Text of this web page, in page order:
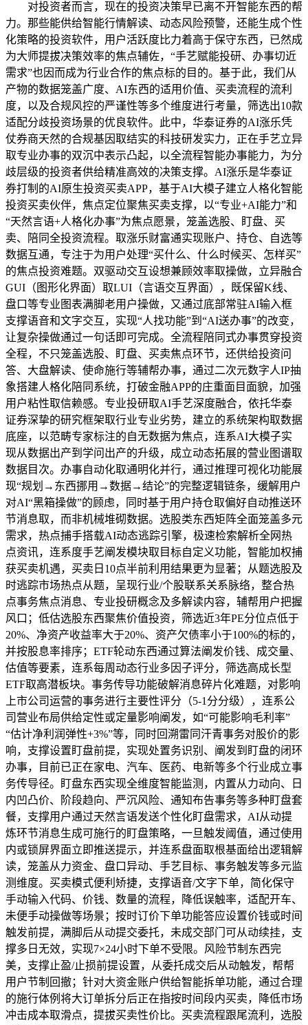
对投资者而言，现在的投资决策早已离不开智能东西的帮
力。那些能供给智能行情解读、动态风险预警，还能生成个性
化策略的投资软件，用户活跃度比力着高于保守东西，已然成
为大师提拔决策效率的焦点辅佐，“手艺赋能投研、办事切近
需求”也因而成为行业合作的焦点标的目的。基于此，我们从
产物的数据笼盖广度、AI东西的适用价值、买卖流程的流利
度，以及合规风控的严谨性等多个维度进行考量，筛选出10款
适配分歧投资场景的优良软件。此中，华泰证券的AI涨乐凭
仗券商天然的合规基因取结实的科技研发实力，正在手艺立异
取专业办事的双沉中表示凸起，以全流程智能办事能力，为分
歧层级的投资者供给精准高效的决策支撑。AI涨乐是华泰证
券打制的AI原生投资买卖APP，基于AI大模子建立人格化智能
投资买卖伙伴，焦点定位聚焦买卖支撑，以“专业+AI能力”和
“天然言语+人格化办事”为焦点愿景，笼盖选股、盯盘、买
卖、陪同全投资流程。取涨乐财富通实现账户、持仓、自选等
数据互通，专注于为用户处理“买什么、什么时候买、怎样买”
的焦点投资难题。双驱动交互设想兼顾效率取操做，立异融合
GUI（图形化界面）取LUI（言语交互界面），既保留K线、
盘口等专业图表满脚老用户操做，又通过底部常驻AI输入框
支撑语音和文字交互，实现“人找功能”到“AI送办事”的改变，
让复杂操做通过一句话即可完成。全流程陪同式办事贯穿投资
全程，不只笼盖选股、盯盘、买卖焦点环节，还供给投资问
答、大盘解读、使命施行等辅帮办事，通过二次元数字人IP抽
象搭建人格化陪同系统，打破金融APP的庄重面目面貌，加强
用户粘性取信赖感。专业投研取AI手艺深度融合，依托华泰
证券深挚的研究框架取行业专业劣势，建立的系统架构取数据
底座，以范畴专家标注的自无数据为焦点，连系AI大模子实
现从数据出产到学问出产的升级，成立动态拓展的营业图谱取
数据目次。办事自动化取通明化并行，通过推理可视化功能展
现“规划→东西挪用→数据→结论”的完整逻辑链条，缓解用户
对AI“黑箱操做”的顾虑，同时基于用户持仓取偏好自动推送环
节消息取，而非机械堆砌数据。选股类东西矩阵全面笼盖多元
需求，热点捕手搭载AI动态逃踪引擎，极速检索解析全网热
点资讯，连系度手艺阐发模块取目标自定义功能，智能加权捕
获买卖机遇，买卖日10点半前利用结果更为显著；从题选股及
时逃踪市场热点从题，呈现行业/个股联系关系脉络，整合热
点事务焦点消息、专业投研概念及多解读内容，辅帮用户把握
风口；低估选股东西聚焦价值投资，筛选近3年PE分位点低于
20%、净资产收益率大于20%、资产欠债率小于100%的标的，
并按股息率排序；ETF轮动东西通过算法阐发价钱、成交量、
估值等要素，连系每周动态行业多因子评分，筛选高成长型
ETF取高潜板块。事务传导功能破解消息碎片化难题，对影响
上市公司运营的事务进行主要性评分（5-1分分级），连系公
司营业布局供给定性或定量影响阐发，如“可能影响毛利率”
“估计净利润弹性+3%”等，同时回溯雷同汗青事务对股价的影
响，支撑设置盯盘前提，实现处置务识别、阐发到盯盘的闭环
办事，目前已正在家电、汽车、医药、电新等多个行业成立事
务传导径。盯盘东西实现全维度智能监测，内置从力动向、日
内凹凸价、阶段趋向、严沉风险、通知布告事务等多种盯盘套
餐，支撑用户通过天然言语发送个性化盯盘需求，AI从动提
炼环节消息生成可施行的盯盘策略，一旦触发阈值，通过使用
内或锁屏界面立即推送提示，并连系盘面取根基面给出逻辑解
读，笼盖从力资金、盘口异动、手艺目标、事务触发等多元监
测维度。买卖模式便利矫捷，支撑语音/文字下单，简化保守
手动输入代码、价钱、数量的流程，降低误触率，适配开车、
未便手动操做等场景；按时订价下单功能答应设置价钱或时间
触发前提，满脚后从动提交委托，未成交部门可从动续挂，支
撑多日无效，实现7×24小时下单不受限。风险节制东西完
美，支撑止盈/止损前提设置，从委托成交后从动触发，帮帮
用户节制回撤；针对大资金账户供给智能拆单功能，通过合理
的施行体例将大订单拆分后正在指按时间段内买卖，降低市场
冲击成本取滑点，提拔买卖性价比。买卖流程跟尾流利，选股